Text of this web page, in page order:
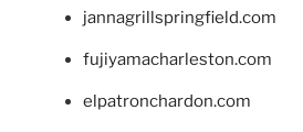
jannagrillspringfield.com
fujiyamacharleston.com
elpatronchardon.com